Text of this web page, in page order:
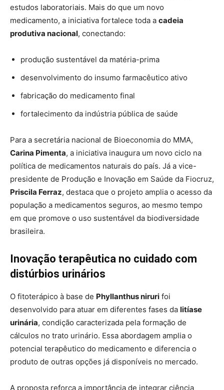
estudos laboratoriais. Mais do que um novo
medicamento, a iniciativa fortalece toda a cadeia
produtiva nacional, conectando:
produção sustentável da matéria-prima
desenvolvimento do insumo farmacêutico ativo
fabricação do medicamento final
fortalecimento da indústria pública de saúde
Para a secretária nacional de Bioeconomia do MMA,
Carina Pimenta, a iniciativa inaugura um novo ciclo na
política de medicamentos naturais do país. Já a vice-
presidente de Produção e Inovação em Saúde da Fiocruz,
Priscila Ferraz, destaca que o projeto amplia o acesso da
população a medicamentos seguros, ao mesmo tempo
em que promove o uso sustentável da biodiversidade
brasileira.
Inovação terapêutica no cuidado com
distúrbios urinários
O fitoterápico à base de Phyllanthus niruri foi
desenvolvido para atuar em diferentes fases da litíase
urinária, condição caracterizada pela formação de
cálculos no trato urinário. Essa abordagem amplia o
potencial terapêutico do medicamento e diferencia o
produto de outras opções já disponíveis no mercado.
A proposta reforça a importância de integrar ciência